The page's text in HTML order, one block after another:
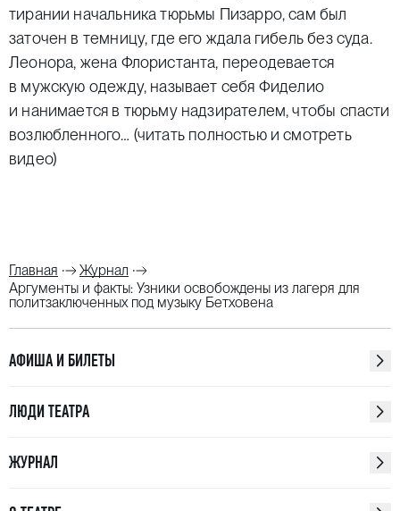
тирании начальника тюрьмы Пизарро, сам был
заточен в темницу, где его ждала гибель без суда.
Леонора, жена Флористанта, переодевается
в мужскую одежду, называет себя Фиделио
и нанимается в тюрьму надзирателем, чтобы спасти
возлюбленного… (читать полностью и смотреть
видео)
Главная
Журнал
Аргументы и факты: Узники освобождены из лагеря для
политзаключенных под музыку Бетховена
АФИША И БИЛЕТЫ
ЛЮДИ ТЕАТРА
ЖУРНАЛ